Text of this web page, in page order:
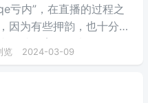
亏内”，在直播的过程之
因为有些押韵，也十分的
个词代表着开心、代表着
来无数人跟风效仿，使其
览 2024-03-09